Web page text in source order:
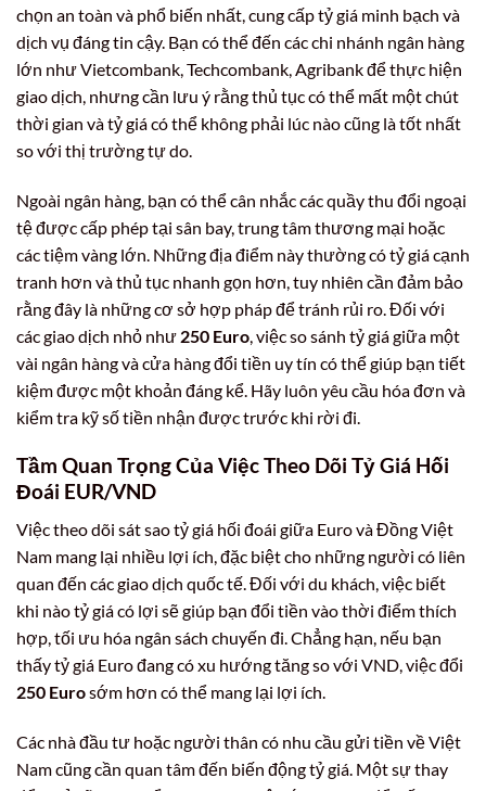
chọn an toàn và phổ biến nhất, cung cấp tỷ giá minh bạch và
dịch vụ đáng tin cậy. Bạn có thể đến các chi nhánh ngân hàng
lớn như Vietcombank, Techcombank, Agribank để thực hiện
giao dịch, nhưng cần lưu ý rằng thủ tục có thể mất một chút
thời gian và tỷ giá có thể không phải lúc nào cũng là tốt nhất
so với thị trường tự do.
Ngoài ngân hàng, bạn có thể cân nhắc các quầy thu đổi ngoại
tệ được cấp phép tại sân bay, trung tâm thương mại hoặc
các tiệm vàng lớn. Những địa điểm này thường có tỷ giá cạnh
tranh hơn và thủ tục nhanh gọn hơn, tuy nhiên cần đảm bảo
rằng đây là những cơ sở hợp pháp để tránh rủi ro. Đối với
các giao dịch nhỏ như 250 Euro , việc so sánh tỷ giá giữa một
vài ngân hàng và cửa hàng đổi tiền uy tín có thể giúp bạn tiết
kiệm được một khoản đáng kể. Hãy luôn yêu cầu hóa đơn và
kiểm tra kỹ số tiền nhận được trước khi rời đi.
Tầm Quan Trọng Của Việc Theo Dõi Tỷ Giá Hối
Đoái EUR/VND
Việc theo dõi sát sao tỷ giá hối đoái giữa Euro và Đồng Việt
Nam mang lại nhiều lợi ích, đặc biệt cho những người có liên
quan đến các giao dịch quốc tế. Đối với du khách, việc biết
khi nào tỷ giá có lợi sẽ giúp bạn đổi tiền vào thời điểm thích
hợp, tối ưu hóa ngân sách chuyến đi. Chẳng hạn, nếu bạn
thấy tỷ giá Euro đang có xu hướng tăng so với VND, việc đổi
250 Eurosớm hơn có thể mang lại lợi ích.
Các nhà đầu tư hoặc người thân có nhu cầu gửi tiền về Việt
Nam cũng cần quan tâm đến biến động tỷ giá. Một sự thay